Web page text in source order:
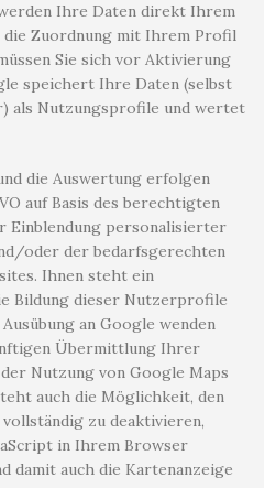
Ihre Daten direkt Ihrem
die Zuordnung mit Ihrem Profil
Sie sich vor Aktivierung
speichert Ihre Daten (selbst
als Nutzungsprofile und wertet
die Auswertung erfolgen
auf Basis des berechtigten
Einblendung personalisierter
oder der bedarfsgerechten
Ihnen steht ein
Bildung dieser Nutzerprofile
an Google wenden
Übermittlung Ihrer
Nutzung von Google Maps
auch die Möglichkeit, den
zu deaktivieren,
in Ihrem Browser
damit auch die Kartenanzeige